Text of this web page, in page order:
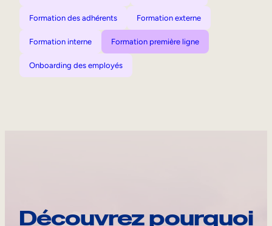
Formation des adhérents Formation externe
Formation interne Formation première ligne
Onboarding des employés
Découvrez pourquoi